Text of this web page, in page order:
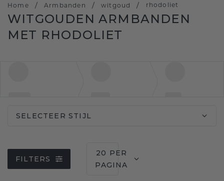
Home / Armbanden / witgoud / rhodoliet
WITGOUDEN ARMBANDEN
MET RHODOLIET
SELECTEER STIJL
FILTERS
20 PER
PAGINA